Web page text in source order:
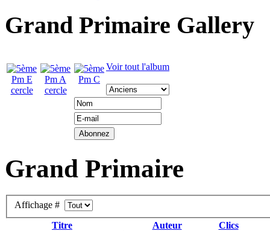
Grand Primaire Gallery
Voir tout l'album
Grand Primaire
Affichage #
Titre
Auteur
Clics